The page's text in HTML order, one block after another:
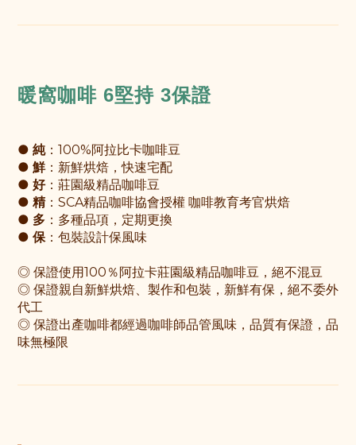
暖窩咖啡 6堅持 3保證
● 純：100%阿拉比卡咖啡豆
● 鮮：新鮮烘焙，快速宅配
● 好：莊園級精品咖啡豆
● 精：SCA精品咖啡協會授權 咖啡教育考官烘焙
● 多 ：多種品項，定期更換
● 保 ：包裝設計保風味
◎ 保證使用100％阿拉卡莊園級精品咖啡豆，絕不混豆
◎ 保證親自新鮮烘焙、製作和包裝，新鮮有保，絕不委外
代工
◎ 保證出產咖啡都經過咖啡師品管風味，品質有保證，品
味無極限